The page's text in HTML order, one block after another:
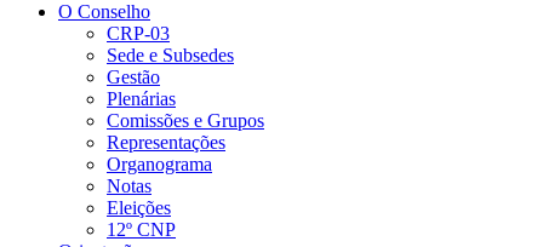
O Conselho
CRP-03
Sede e Subsedes
Gestão
Plenárias
Comissões e Grupos
Representações
Organograma
Notas
Eleições
12º CNP